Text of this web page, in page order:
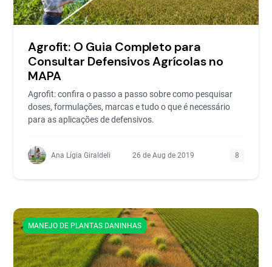
Agrofit: O Guia Completo para
Consultar Defensivos Agrícolas no
MAPA
Agrofit: confira o passo a passo sobre como pesquisar
doses, formulações, marcas e tudo o que é necessário
para as aplicações de defensivos.
Ana Lígia Giraldeli 26 de Aug de 2019 8
MANEJO DE PLANTAS DANINHAS